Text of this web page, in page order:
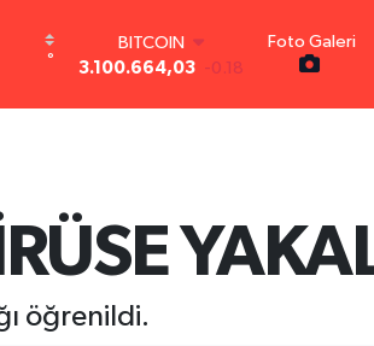
°
BITCOIN
3.100.664,03 -0.18
64,4811
GRAM ALTIN
6660.55
0.03
13.779
Foto Galeri
öğrenildi.